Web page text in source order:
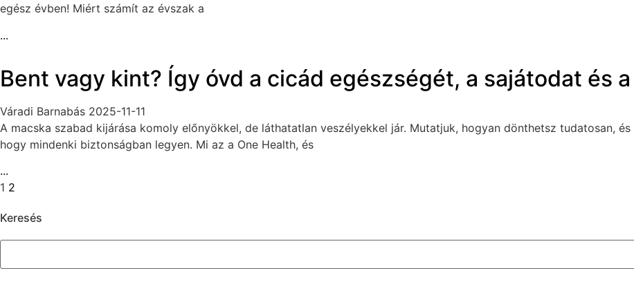
egész évben! Miért számít az évszak a
...
Bent vagy kint? Így óvd a cicád egészségét, a sajátodat és
Váradi Barnabás 2025-11-11
A macska szabad kijárása komoly előnyökkel, de láthatatlan veszélyekkel jár. Mutatjuk, hogyan dönthetsz tudatosan,
hogy mindenki biztonságban legyen. Mi az a One Health, és
...
1 2
Keresés